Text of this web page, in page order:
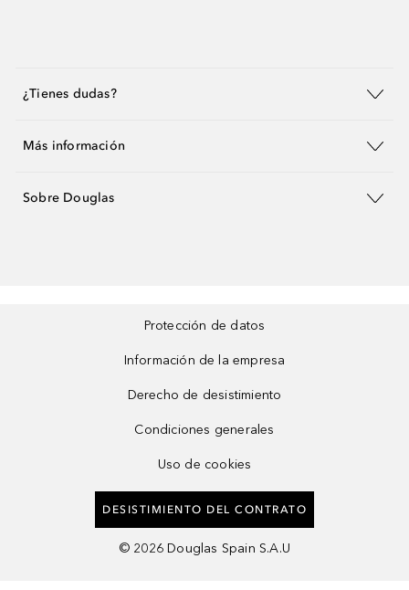
¿Tienes dudas?
Más información
Sobre Douglas
Protección de datos
Información de la empresa
Derecho de desistimiento
Condiciones generales
Uso de cookies
DESISTIMIENTO DEL CONTRATO
© 2026 Douglas Spain S.A.U